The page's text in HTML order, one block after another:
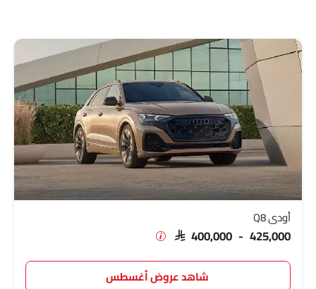
أودي Q8
SAR 400,000 - 425,000
شاهد عروض أغسطس